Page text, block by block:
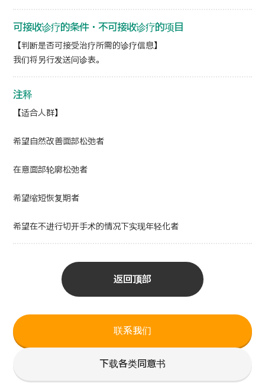
联系我们
下载各类同意书
可接收诊疗的条件・不可接收诊疗的项目
【判断是否可接受治疗所需的诊疗信息】
我们将另行发送问诊表。
注释
【适合人群】
希望自然改善面部松弛者
在意面部轮廓松弛者
希望缩短恢复期者
希望在不进行切开手术的情况下实现年轻化者
返回顶部